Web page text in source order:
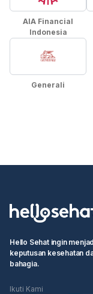
AIA Financial
Indonesia
Generali
Hello Sehat ingin
keputusan kesehatan
bahagia.
Ikuti Kami